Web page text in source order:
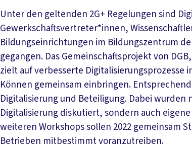
Unter den geltenden 2G+ Regelungen sind
Gewerkschaftsvertreter*innen,
Bildungseinrichtungen im Bildungszentrum
gegangen. Das Gemeinschaftsprojekt von
zielt auf verbesserte Digitalisierungsprozesse
Können gemeinsam einbringen.
Digitalisierung und Beteiligung. Dabei
Digitalisierung diskutiert, sondern auch
weiteren Workshops sollen 2022 gemeinsam
Betrieben mitbestimmt voranzutreiben.